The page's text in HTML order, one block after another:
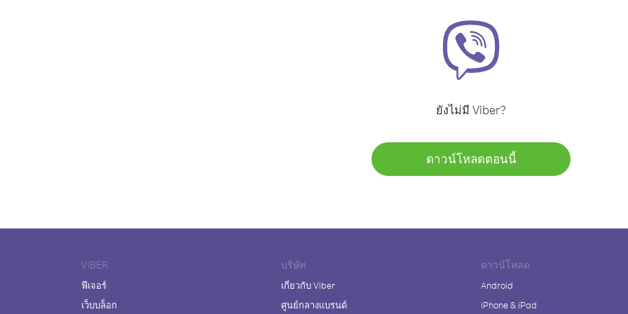
ยังไม่มี Viber?
ดาวน์โหลดตอนนี้
VIBER
ฟีเจอร์
เว็บบล็อก
บริษัท
เกี่ยวกับ Viber
ศูนย์กลางแบรนด์
ดาวน์โหลด
Android
iPhone & iPad